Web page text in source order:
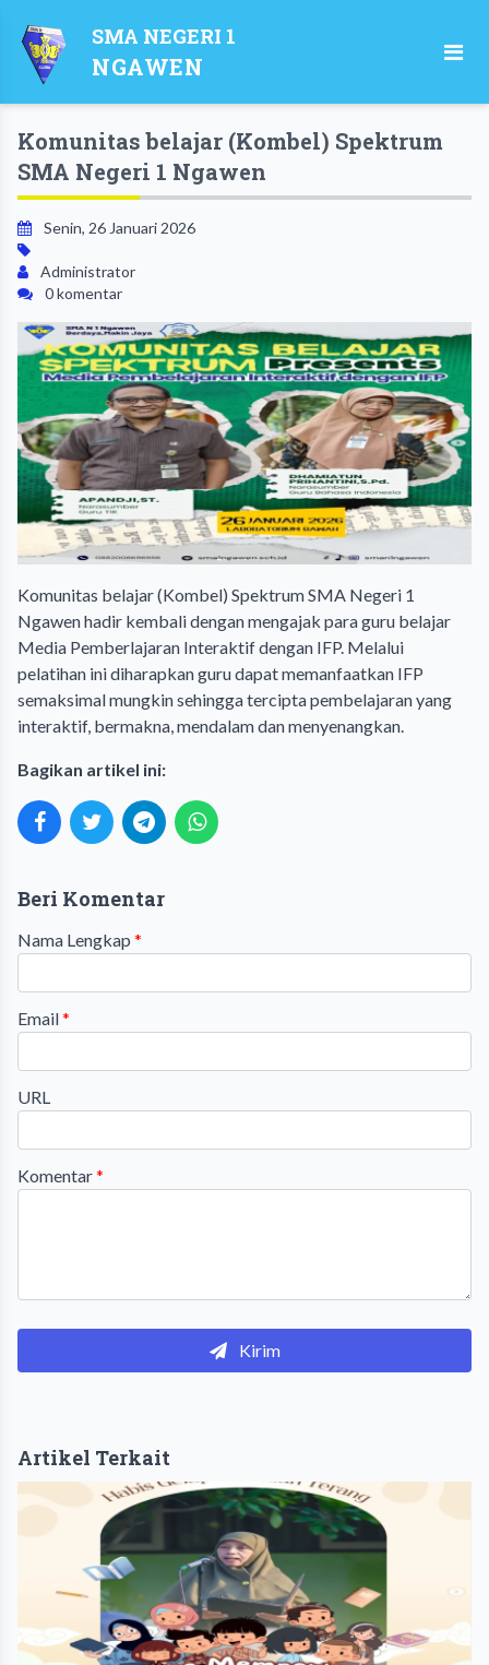
SMA NEGERI 1
NGAWEN
Komunitas belajar (Kombel) Spektrum
SMA Negeri 1 Ngawen
Senin, 26 Januari 2026
Administrator
0 komentar
Komunitas belajar (Kombel) Spektrum SMA Negeri 1
Ngawen hadir kembali dengan mengajak para guru belajar
Media Pemberlajaran Interaktif dengan IFP. Melalui
pelatihan ini diharapkan guru dapat memanfaatkan IFP
semaksimal mungkin sehingga tercipta pembelajaran yang
interaktif, bermakna, mendalam dan menyenangkan.
Bagikan artikel ini:
Beri Komentar
Nama Lengkap *
Email*
URL
Komentar*
Kirim
Artikel Terkait